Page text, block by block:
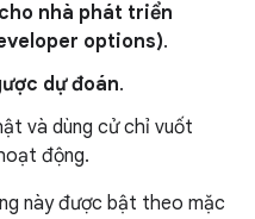
nhà phát triển
options).
dự đoán.
và dùng cử chỉ vuốt
động.
này được bật theo mặc